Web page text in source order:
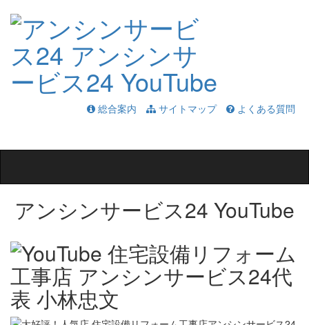
総合案内 サイトマップ
よくある質問
アンシンサービス24 YouTube